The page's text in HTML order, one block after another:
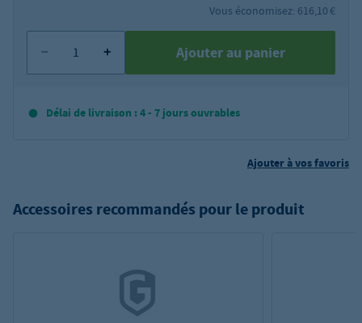
Vous économisez: 616,10 €
Ajouter au panier
Délai de livraison : 4 - 7 jours ouvrables
Ajouter à vos favoris
Accessoires recommandés pour le produit